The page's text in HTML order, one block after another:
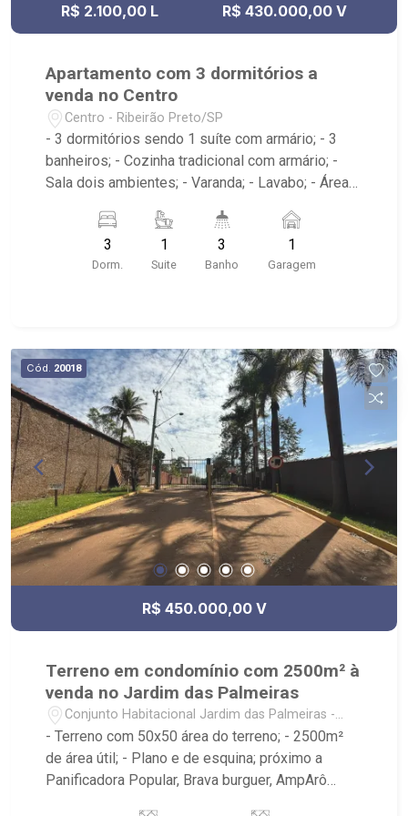
R$ 2.100,00 L R$ 430.000,00 V
Apartamento com 3 dormitórios a
venda no Centro
Centro - Ribeirão Preto/SP
- 3 dormitórios sendo 1 suíte com armário; - 3
banheiros; - Cozinha tradicional com armário; -
Sala dois ambientes; - Varanda; - Lavabo; - Área
com elevador; - Próximo ao Theatro Pedro II,
Choperia Pinguim, Praça XV de Novembro,
Restaurante Ao Carioca, E.E. Fábio Barreto
3
Dorm.
1
Suite
3
Banho
1
Garagem
Cód. 20018
R$ 450.000,00 V
Terreno em condomínio com 2500m² à
venda no Jardim das Palmeiras
Conjunto Habitacional Jardim das Palmeiras -
Ribeirão Preto/SP
- Terreno com 50x50 área do terreno; - 2500m²
de área útil; - Plano e de esquina; próximo a
Panificadora Popular, Brava burguer, AmpArô